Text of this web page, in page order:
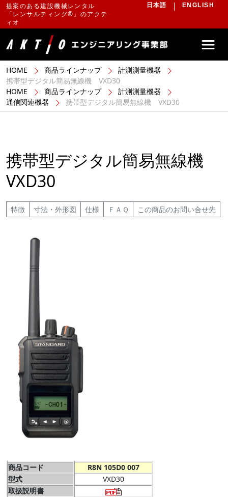
提案のある建設機械レンタル
「レンサルティング®」のアクテ
ィオ
日本語 ENGLISH
HOME 商品ラインナップ
計測測量機器
携帯型デジタル簡易無線機 VXD30
HOME
商品ラインナップ
計測測量機器
通信関連機器
携帯型デジタル簡易無線機 VXD30
携帯型デジタル簡易無線機
VXD30
特徴 寸法・外形図 仕様 ＦＡＱ この商品のお問い合せ先
商品コード
R8N 105D0 007
型式
VXD30
取扱説明書